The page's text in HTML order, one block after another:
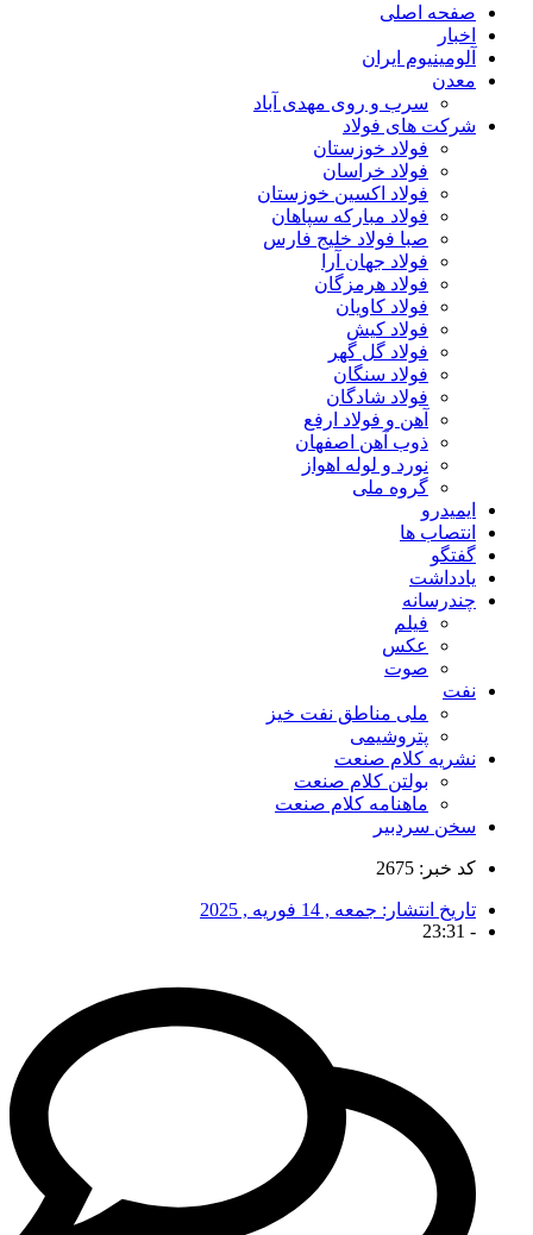
صفحه اصلی
اخبار
آلومینیوم ایران
معدن
سرب و روی مهدی آباد
شرکت های فولاد
فولاد خوزستان
فولاد خراسان
فولاد اکسین خوزستان
فولاد مبارکه سپاهان
صبا فولاد خلیج فارس
فولاد جهان آرا
فولاد هرمزگان
فولاد کاویان
فولاد کیش
فولاد گل گهر
فولاد سنگان
فولاد شادگان
آهن و فولاد ارفع
ذوب آهن اصفهان
نورد و لوله اهواز
گروه ملی
ایمیدرو
انتصاب ها
گفتگو
یادداشت
چندرسانه
فیلم
عکس
صوت
نفت
ملی مناطق نفت خیز
پتروشیمی
نشریه کلام صنعت
بولتن کلام صنعت
ماهنامه کلام صنعت
سخن سردبیر
کد خبر: 2675
تاریخ انتشار: جمعه , 14 فوریه , 2025
-
23:31